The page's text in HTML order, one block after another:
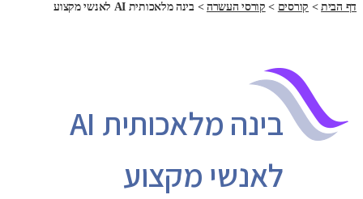
דף הבית> קורסים > קורסי העשרה >בינה מלאכותית AI לאנשי מקצוע
בינה מלאכותית AI
לאנשי מקצוע